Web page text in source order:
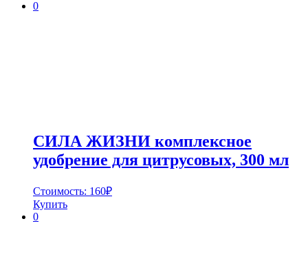
0
СИЛА ЖИЗНИ комплексное
удобрение для цитрусовых, 300 мл
Стоимость: 160₽
Купить
0